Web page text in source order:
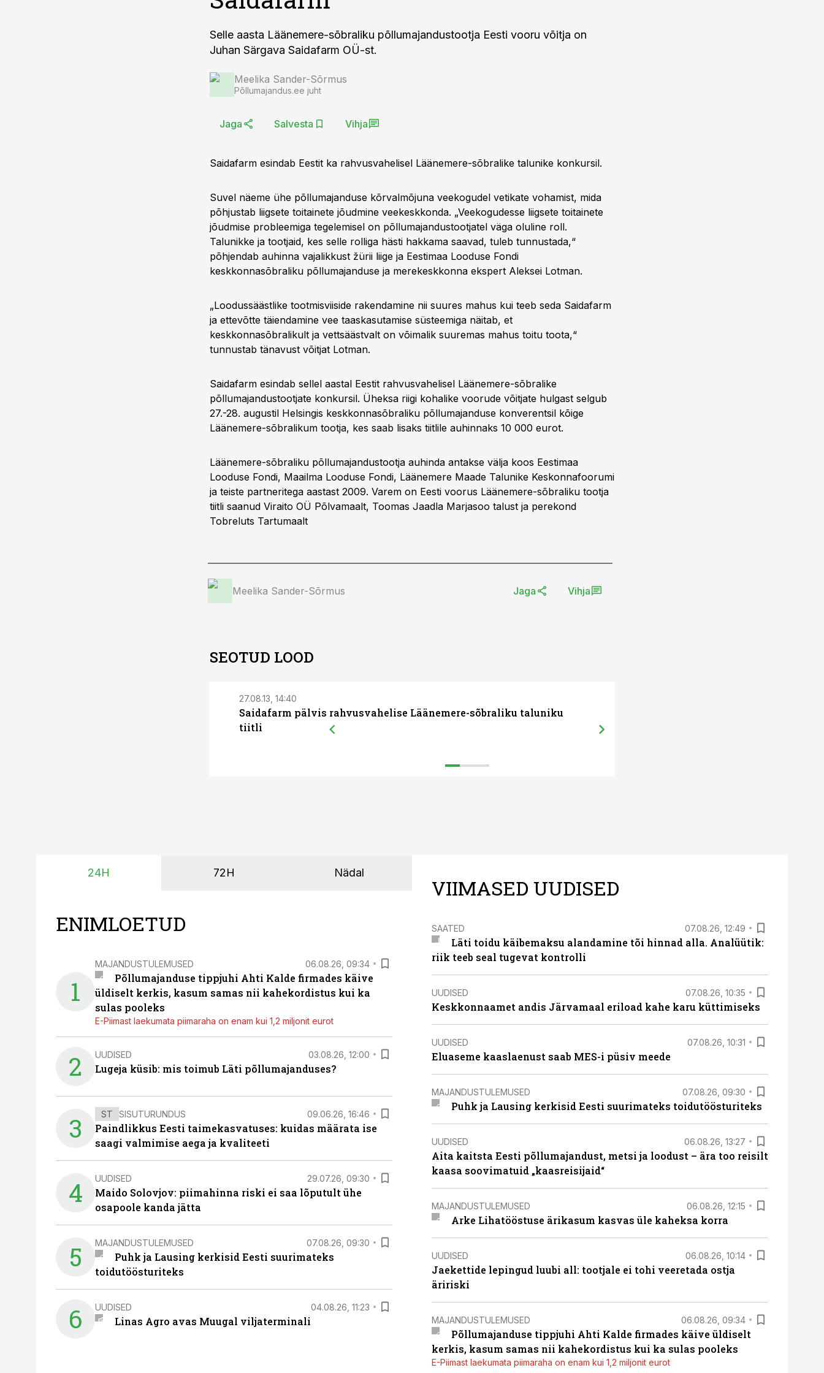
Selle aasta Läänemere-sõbraliku põllumajandustootja Eesti vooru võitja on
Juhan Särgava Saidafarm OÜ-st.
Meelika Sander-Sõrmus
Põllumajandus.ee juht
Jaga Salvesta Vihja
Saidafarm esindab Eestit ka rahvusvahelisel Läänemere-sõbralike talunike konkursil.
Suvel näeme ühe põllumajanduse kõrvalmõjuna veekogudel vetikate vohamist, mida
põhjustab liigsete toitainete jõudmine veekeskkonda. „Veekogudesse liigsete toitainete
jõudmise probleemiga tegelemisel on põllumajandustootjatel väga oluline roll.
Talunikke ja tootjaid, kes selle rolliga hästi hakkama saavad, tuleb tunnustada,“
põhjendab auhinna vajalikkust žürii liige ja Eestimaa Looduse Fondi
keskkonnasõbraliku põllumajanduse ja merekeskkonna ekspert Aleksei Lotman.
„Loodussäästlike tootmisviiside rakendamine nii suures mahus kui teeb seda Saidafarm
ja ettevõtte täiendamine vee taaskasutamise süsteemiga näitab, et
keskkonnasõbralikult ja vettsäästvalt on võimalik suuremas mahus toitu toota,“
tunnustab tänavust võitjat Lotman.
Saidafarm esindab sellel aastal Eestit rahvusvahelisel Läänemere-sõbralike
põllumajandustootjate konkursil. Üheksa riigi kohalike voorude võitjate hulgast selgub
27.-28. augustil Helsingis keskkonnasõbraliku põllumajanduse konverentsil kõige
Läänemere-sõbralikum tootja, kes saab lisaks tiitlile auhinnaks 10 000 eurot.
Läänemere-sõbraliku põllumajandustootja auhinda antakse välja koos Eestimaa
Looduse Fondi, Maailma Looduse Fondi, Läänemere Maade Talunike Keskonnafoorumi
ja teiste partneritega aastast 2009. Varem on Eesti voorus Läänemere-sõbraliku tootja
tiitli saanud Viraito OÜ Põlvamaalt, Toomas Jaadla Marjasoo talust ja perekond
Tobreluts Tartumaalt
Meelika Sander-Sõrmus Jaga Vihja
SEOTUD LOOD
27.08.13, 14:40
Saidafarm pälvis rahvusvahelise Läänemere-sõbraliku taluniku
tiitli
24H 72H Nädal
ENIMLOETUD
1
MAJANDUSTULEMUSED 06.08.26, 09:34
Põllumajanduse tippjuhi Ahti Kalde firmades käive
üldiselt kerkis, kasum samas nii kahekordistus kui ka
sulas pooleks
E-Piimast laekumata piimaraha on enam kui 1,2 miljonit eurot
2 UUDISED 03.08.26, 12:00
Lugeja küsib: mis toimub Läti põllumajanduses?
3 ST SISUTURUNDUS 09.06.26, 16:46
Paindlikkus Eesti taimekasvatuses: kuidas määrata ise
saagi valmimise aega ja kvaliteeti
4 UUDISED 29.07.26, 09:30
Maido Solovjov: piimahinna riski ei saa lõputult ühe
osapoole kanda jätta
5 MAJANDUSTULEMUSED 07.08.26, 09:30
Puhk ja Lausing kerkisid Eesti suurimateks
toidutöösturiteks
6 UUDISED 04.08.26, 11:23
Linas Agro avas Muugal viljaterminali
VIIMASED UUDISED
SAATED 07.08.26, 12:49
Läti toidu käibemaksu alandamine tõi hinnad alla. Analüütik:
riik teeb seal tugevat kontrolli
UUDISED 07.08.26, 10:35
Keskkonnaamet andis Järvamaal eriload kahe karu küttimiseks
UUDISED 07.08.26, 10:31
Eluaseme kaaslaenust saab MES-i püsiv meede
MAJANDUSTULEMUSED 07.08.26, 09:30
Puhk ja Lausing kerkisid Eesti suurimateks toidutöösturiteks
UUDISED 06.08.26, 13:27
Aita kaitsta Eesti põllumajandust, metsi ja loodust – ära too reisilt
kaasa soovimatuid „kaasreisijaid“
MAJANDUSTULEMUSED 06.08.26, 12:15
Arke Lihatööstuse ärikasum kasvas üle kaheksa korra
UUDISED 06.08.26, 10:14
Jaekettide lepingud luubi all: tootjale ei tohi veeretada ostja
äririski
MAJANDUSTULEMUSED 06.08.26, 09:34
Põllumajanduse tippjuhi Ahti Kalde firmades käive üldiselt
kerkis, kasum samas nii kahekordistus kui ka sulas pooleks
E-Piimast laekumata piimaraha on enam kui 1,2 miljonit eurot